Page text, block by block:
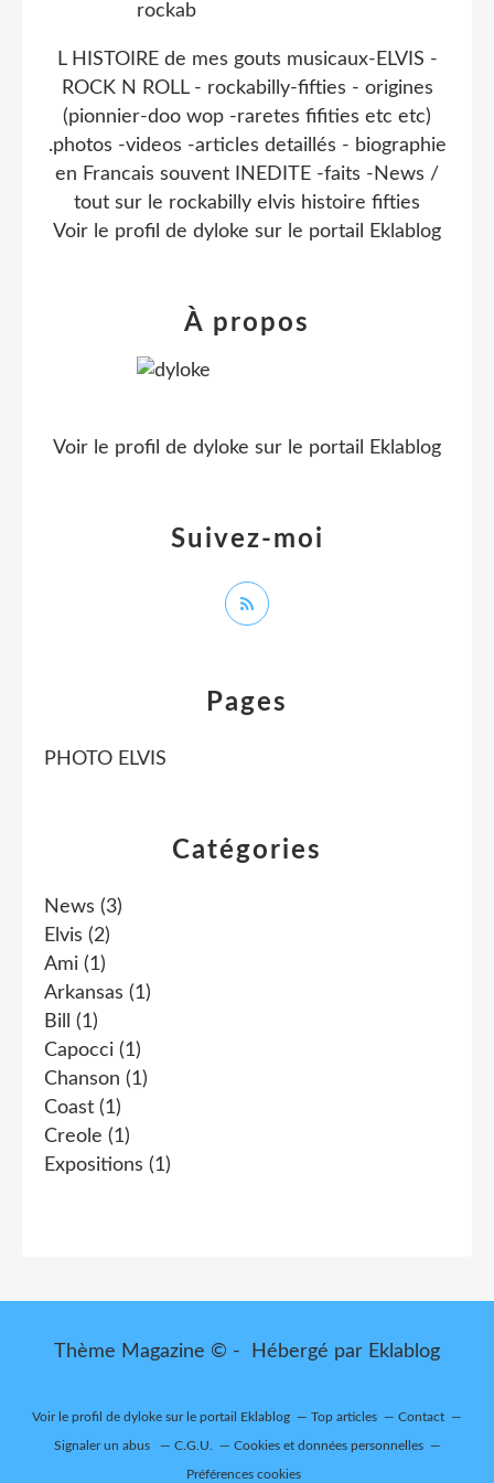
Catégories
News (3)
Elvis (2)
Ami (1)
Arkansas (1)
Bill
(1)
Capocci (1)
Chanson (1)
Coast (1)
Creole (1)
Expositions (1)
Pages
PHOTO ELVIS
L HISTOIRE de mes gouts musicaux-ELVIS -
ROCK N ROLL - rockabilly-fifties - origines
(pionnier-doo wop -raretes fifities etc etc)
.photos -videos -articles detaillés - biographie
en Francais souvent INEDITE -faits -News /
tout sur le rockabilly elvis histoire fifties
Voir le profil de dyloke sur le portail Eklablog
Suivez-moi
À propos
Voir le profil de dyloke sur le portail Eklablog
Thème Magazine © - Hébergé par Eklablog
Voir le profil de dyloke sur le portail Eklablog Top articles Contact
Signaler un abus C.G.U. Cookies et données personnelles
Préférences cookies